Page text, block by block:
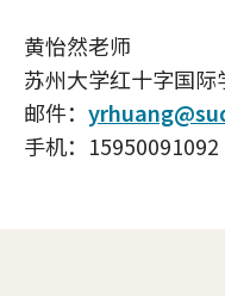
黄怡然老师
苏州大学红十字国际
邮件：
手机：15950091092